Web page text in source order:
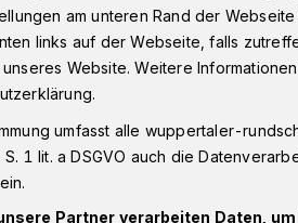
Ordnungsamt hat den
und der
führt, bis auf Weiteres
2024) war ein Baum auf
am unteren Rand der
links auf der Webseite, falls
Website. Weitere
umfasst alle wuppertaler-
1 lit. a DSGVO auch die
Partner verarbeiten Daten,